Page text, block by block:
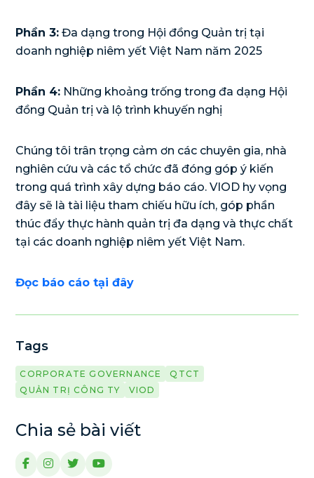
Phần 3: Đa dạng trong Hội đồng Quản trị tại
doanh nghiệp niêm yết Việt Nam năm 2025
Phần 4: Những khoảng trống trong đa dạng Hội
đồng Quản trị và lộ trình khuyến nghị
Chúng tôi trân trọng cảm ơn các chuyên gia, nhà
nghiên cứu và các tổ chức đã đóng góp ý kiến
trong quá trình xây dựng báo cáo. VIOD hy vọng
đây sẽ là tài liệu tham chiếu hữu ích, góp phần
thúc đẩy thực hành quản trị đa dạng và thực chất
tại các doanh nghiệp niêm yết Việt Nam.
Đọc báo cáo tại đây
Tags
CORPORATE GOVERNANCE
QTCT
QUẢN TRỊ CÔNG TY
VIOD
Chia sẻ bài viết